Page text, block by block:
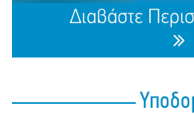
Διαβάστε